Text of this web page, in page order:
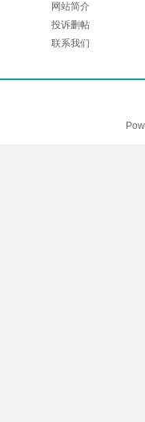
网站简介
投诉删帖
联系我们